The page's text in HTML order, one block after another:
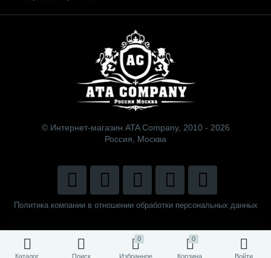
Каталог Поиск
0
Избранное
0
Корзина Войти
© Интернет-магазин ATA Company, 2010 - 2026
Россия, Москва
Политика компании в отношении обработки персональных данных